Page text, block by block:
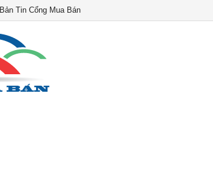
Bản Tin Cổng Mua Bán